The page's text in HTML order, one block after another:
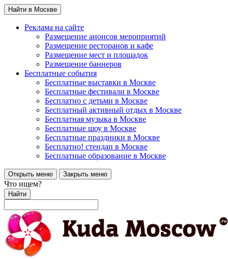
Найти в Москве
Реклама на сайте
Размещение анонсов мероприятий
Размещение ресторанов и кафе
Размещение мест и площадок
Размещение баннеров
Бесплатные события
Бесплатные выставки в Москве
Бесплатные фестивали в Москве
Бесплатно с детьми в Москве
Бесплатный активный отдых в Москве
Бесплатная музыка в Москве
Бесплатные шоу в Москве
Бесплатные праздники в Москве
Бесплатно! стендап в Москве
Бесплатные образование в Москве
Открыть меню Закрыть меню
Что ищем?
Найти